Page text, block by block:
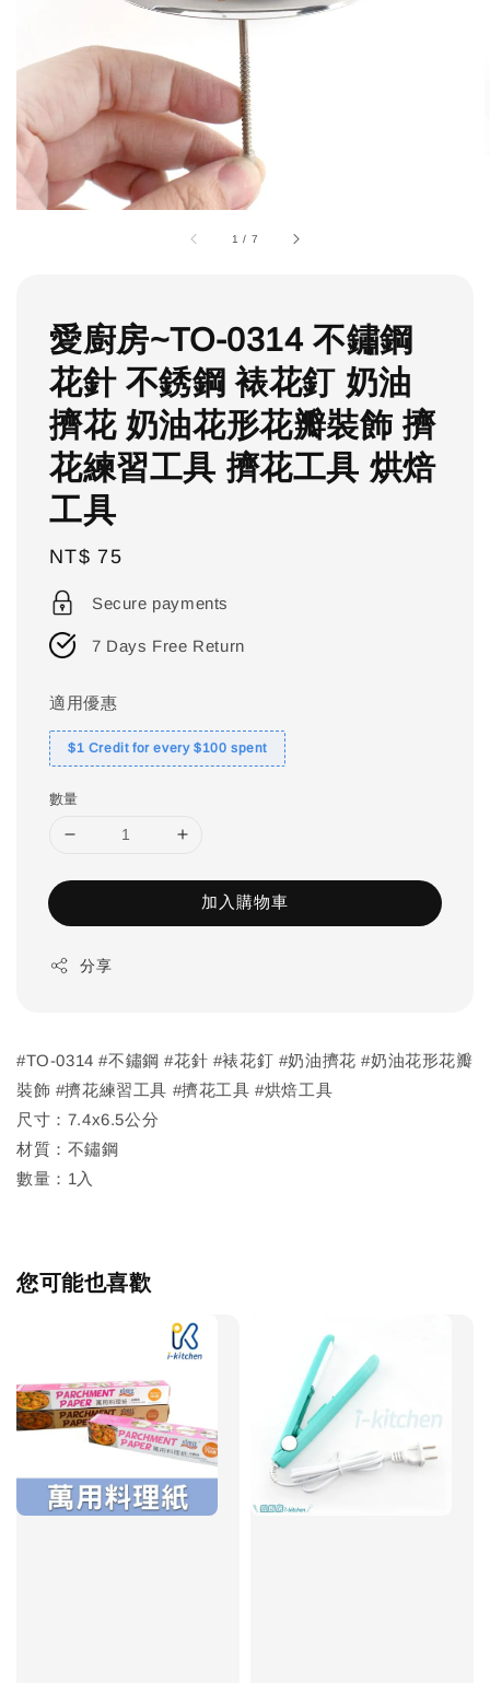
1 / 7
愛廚房~TO-0314 不鏽鋼
花針 不銹鋼 裱花釘 奶油
擠花 奶油花形花瓣裝飾 擠
花練習工具 擠花工具 烘焙
工具
Regular
price
NT$ 75
Secure payments
7 Days Free Return
適用優惠
$1 Credit for every $100 spent
數量
加入購物車
分享
#TO-0314 #不鏽鋼 #花針 #裱花釘 #奶油擠花 #奶油花形花瓣
裝飾 #擠花練習工具 #擠花工具 #烘焙工具
尺寸：7.4x6.5公分
材質：不鏽鋼
數量：1入
您可能也喜歡